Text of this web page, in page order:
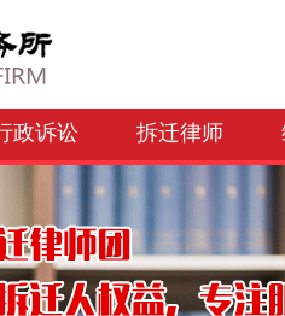
政诉讼 拆迁律师